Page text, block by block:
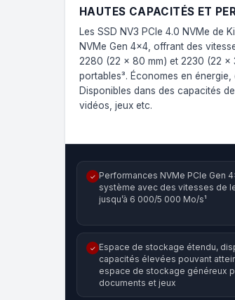
HAUTES CAPACITÉS ET
Les SSD NV3 PCIe 4.0 NVMe de
NVMe Gen 4x4, offrant des
2280 (22 x 80 mm) et 2230 (22 x
portables³. Économes en
Disponibles dans des capacités
vidéos, jeux etc.
✓ Performances NVMe PCIe Gen
système avec des vitesses de
jusqu’à 6 000/5 000 Mo/s¹
✓ Espace de stockage étendu,
capacités élevées pouvant
espace de stockage généreux
documents et jeux